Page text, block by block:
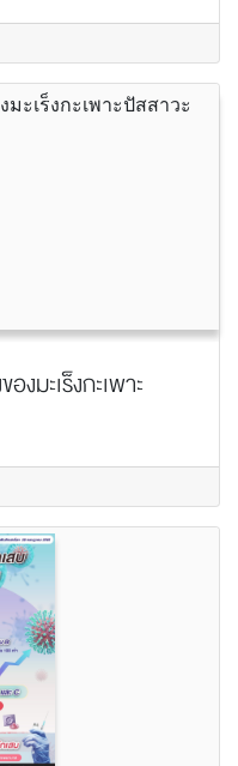
มะเร็งกะเพาะ